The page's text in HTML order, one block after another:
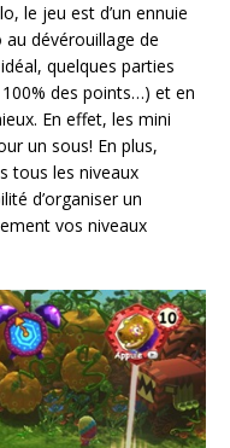
le jeu est d’un ennuie
dévérouillage de
quelques parties
des points…) et en
En effet, les mini
un sous! En plus,
tous les niveaux
d’organiser un
vos niveaux